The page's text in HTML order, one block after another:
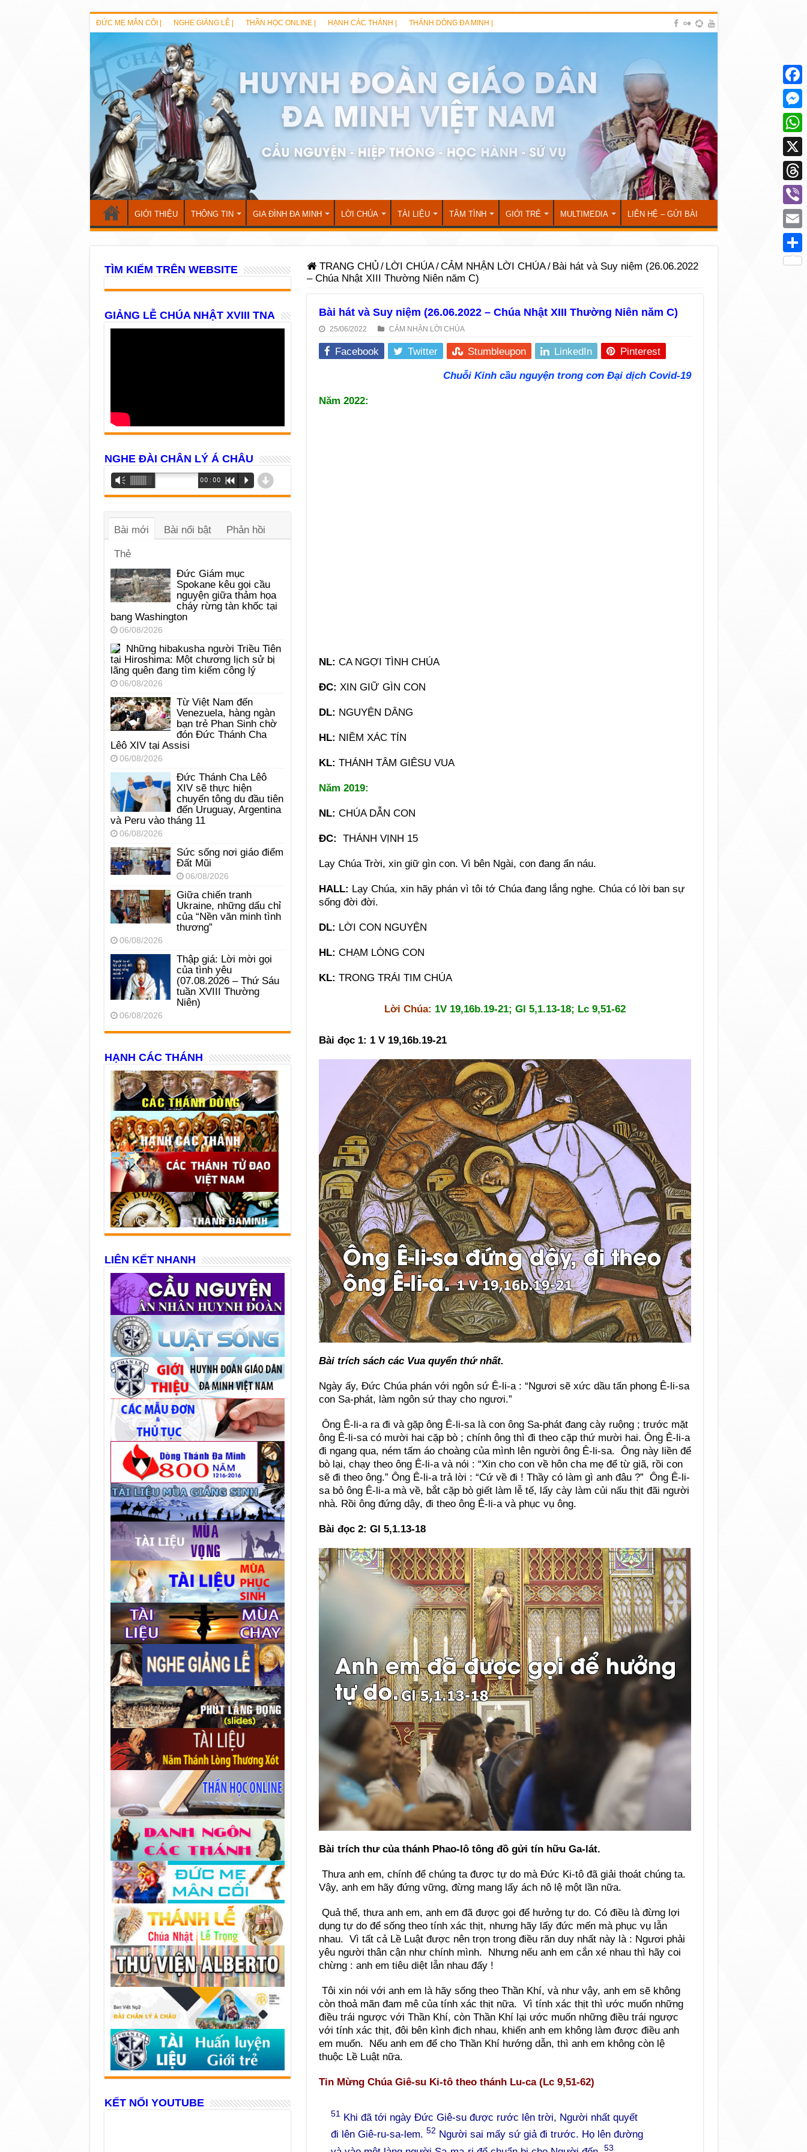
ĐỨC MẸ MÂN CÔI | NGHE GIẢNG LỄ | THẦN HỌC ONLINE | HẠNH CÁC THÁNH | THÁNH DÒNG ĐA MINH |
GIỚI THIỆU THÔNG TIN GIA ĐÌNH ĐA MINH LỜI CHÚA TÀI LIỆU TÂM TÌNH GIỚI TRẺ MULTIMEDIA LIÊN HỆ – GỬI BÀI
TRANG CHỦ / LỜI CHÚA/CẢM NHẬN LỜI CHÚA/ Bài hát và Suy niệm (26.06.2022
– Chúa Nhật XIII Thường Niên năm C)
Bài hát và Suy niệm (26.06.2022 – Chúa Nhật XIII Thường Niên năm C)
25/06/2022 CẢM NHẬN LỜI CHÚA
Facebook Twitter Stumbleupon LinkedIn Pinterest
Chuỗi Kinh cầu nguyện trong cơn Đại dịch Covid-19
Năm 2022:
NL: CA NGỢI TÌNH CHÚA
ĐC: XIN GIỮ GÌN CON
DL: NGUYỆN DÂNG
HL: NIỀM XÁC TÍN
KL: THÁNH TÂM GIÊSU VUA
Năm 2019:
NL: CHÚA DẪN CON
ĐC: THÁNH VỊNH 15
Lạy Chúa Trời, xin giữ gìn con. Vì bên Ngài, con đang ẩn náu.
HALL: Lạy Chúa, xin hãy phán vì tôi tớ Chúa đang lắng nghe. Chúa có lời ban sự
sống đời đời.
DL: LỜI CON NGUYỆN
HL: CHẠM LÒNG CON
KL: TRONG TRÁI TIM CHÚA
Lời Chúa: 1V 19,16b.19-21; Gl 5,1.13-18; Lc 9,51-62
Bài đọc 1: 1 V 19,16b.19-21
Bài trích sách các Vua quyển thứ nhất.
Ngày ấy, Đức Chúa phán với ngôn sứ Ê-li-a : “Ngươi sẽ xức dầu tấn phong Ê-li-sa
con Sa-phát, làm ngôn sứ thay cho ngươi.”
Ông Ê-li-a ra đi và gặp ông Ê-li-sa là con ông Sa-phát đang cày ruộng ; trước mặt
ông Ê-li-sa có mười hai cặp bò ; chính ông thì đi theo cặp thứ mười hai. Ông Ê-li-a
đi ngang qua, ném tấm áo choàng của mình lên người ông Ê-li-sa. Ông này liền để
bò lại, chạy theo ông Ê-li-a và nói : “Xin cho con về hôn cha mẹ để từ giã, rồi con
sẽ đi theo ông.” Ông Ê-li-a trả lời : “Cứ về đi ! Thầy có làm gì anh đâu ?” Ông Ê-li-
sa bỏ ông Ê-li-a mà về, bắt cặp bò giết làm lễ tế, lấy cày làm củi nấu thịt đãi người
nhà. Rồi ông đứng dậy, đi theo ông Ê-li-a và phục vụ ông.
Bài đọc 2: Gl 5,1.13-18
Bài trích thư của thánh Phao-lô tông đồ gửi tín hữu Ga-lát.
Thưa anh em, chính để chúng ta được tự do mà Đức Ki-tô đã giải thoát chúng ta.
Vậy, anh em hãy đứng vững, đừng mang lấy ách nô lệ một lần nữa.
Quả thế, thưa anh em, anh em đã được gọi để hưởng tự do. Có điều là đừng lợi
dụng tự do để sống theo tính xác thịt, nhưng hãy lấy đức mến mà phục vụ lẫn
nhau. Vì tất cả Lề Luật được nên trọn trong điều răn duy nhất này là : Ngươi phải
yêu người thân cận như chính mình. Nhưng nếu anh em cắn xé nhau thì hãy coi
chừng : anh em tiêu diệt lẫn nhau đấy !
Tôi xin nói với anh em là hãy sống theo Thần Khí, và như vậy, anh em sẽ không
còn thoả mãn đam mê của tính xác thịt nữa. Vì tính xác thịt thì ước muốn những
điều trái ngược với Thần Khí, còn Thần Khí lại ước muốn những điều trái ngược
với tính xác thịt, đôi bên kình địch nhau, khiến anh em không làm được điều anh
em muốn. Nếu anh em để cho Thần Khí hướng dẫn, thì anh em không còn lệ
thuộc Lề Luật nữa.
Tin Mừng Chúa Giê-su Ki-tô theo thánh Lu-ca (Lc 9,51-62)
51Khi đã tới ngày Đức Giê-su được rước lên trời, Người nhất quyết
đi lên Giê-ru-sa-lem. 52 Người sai mấy sứ giả đi trước. Họ lên đường
53
TÌM KIẾM TRÊN WEBSITE
GIẢNG LỄ CHÚA NHẬT XVIII TNA
NGHE ĐÀI CHÂN LÝ Á CHÂU
Trình
phát
âm
Vm 00:00 R P d
Bài mới Bài nổi bật Phản hồi
Thẻ
Đức Giám mục
Spokane kêu gọi cầu
nguyện giữa thảm họa
cháy rừng tàn khốc tại
bang Washington
06/08/2026
Những hibakusha người Triều Tiên
tại Hiroshima: Một chương lịch sử bị
lãng quên đang tìm kiếm công lý
06/08/2026
Từ Việt Nam đến
Venezuela, hàng ngàn
bạn trẻ Phan Sinh chờ
đón Đức Thánh Cha
Lêô XIV tại Assisi
06/08/2026
Đức Thánh Cha Lêô
XIV sẽ thực hiện
chuyến tông du đầu tiên
đến Uruguay, Argentina
và Peru vào tháng 11
06/08/2026
Sức sống nơi giáo điểm
Đất Mũi
06/08/2026
Giữa chiến tranh
Ukraine, những dấu chỉ
của “Nền văn minh tình
thương”
06/08/2026
Thập giá: Lời mời gọi
của tình yêu
(07.08.2026 – Thứ Sáu
tuần XVIII Thường
Niên)
06/08/2026
HẠNH CÁC THÁNH
LIÊN KẾT NHANH
KẾT NỐI YOUTUBE
X
Viber